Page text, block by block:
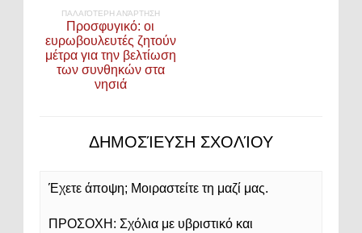
ΠΑΛΑΙΌΤΕΡΗ ΑΝΆΡΤΗΣΗ
Προσφυγικό: οι
ευρωβουλευτές ζητούν
μέτρα για την βελτίωση
των συνθηκών στα
νησιά
ΔΗΜΟΣΊΕΥΣΗ ΣΧΟΛΊΟΥ
Έχετε άποψη; Μοιραστείτε τη μαζί μας.
ΠΡΟΣΟΧΗ: Σχόλια με υβριστικό και